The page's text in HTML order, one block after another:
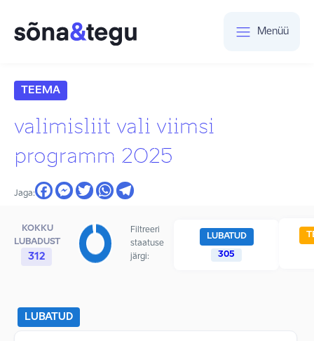
Menüü
TEEMA
valimisliit vali viimsi
programm 2025
Jaga:
KOKKU
LUBADUST
312
Filtreeri
staatuse
järgi:
LUBATUD
305
LUBATUD